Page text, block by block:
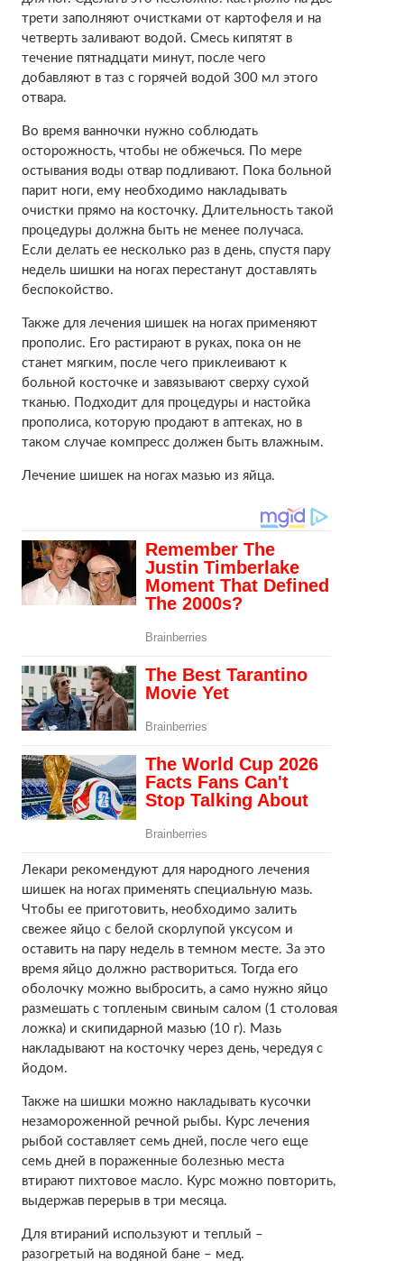
трети заполняют очистками от картофеля и на
четверть заливают водой. Смесь кипятят в
течение пятнадцати минут, после чего
добавляют в таз с горячей водой 300 мл этого
отвара.
Во время ванночки нужно соблюдать
осторожность, чтобы не обжечься. По мере
остывания воды отвар подливают. Пока больной
парит ноги, ему необходимо накладывать
очистки прямо на косточку. Длительность такой
процедуры должна быть не менее получаса.
Если делать ее несколько раз в день, спустя пару
недель шишки на ногах перестанут доставлять
беспокойство.
Также для лечения шишек на ногах применяют
прополис. Его растирают в руках, пока он не
станет мягким, после чего приклеивают к
больной косточке и завязывают сверху сухой
тканью. Подходит для процедуры и настойка
прополиса, которую продают в аптеках, но в
таком случае компресс должен быть влажным.
Лечение шишек на ногах мазью из яйца.
Лекари рекомендуют для народного лечения
шишек на ногах применять специальную мазь.
Чтобы ее приготовить, необходимо залить
свежее яйцо с белой скорлупой уксусом и
оставить на пару недель в темном месте. За это
время яйцо должно раствориться. Тогда его
оболочку можно выбросить, а само нужно яйцо
размешать с топленым свиным салом (1 столовая
ложка) и скипидарной мазью (10 г). Мазь
накладывают на косточку через день, чередуя с
йодом.
Также на шишки можно накладывать кусочки
незамороженной речной рыбы. Курс лечения
рыбой составляет семь дней, после чего еще
семь дней в пораженные болезнью места
втирают пихтовое масло. Курс можно повторить,
выдержав перерыв в три месяца.
Для втираний используют и теплый –
разогретый на водяной бане – мед.